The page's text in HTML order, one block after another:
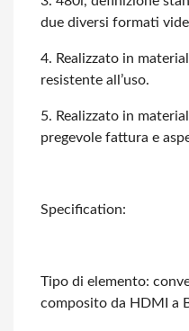
due diversi formati
4. Realizzato in
resistente all’uso.
5. Realizzato in
pregevole fattura e
Specification:
Tipo di elemento:
composito da HDMI a